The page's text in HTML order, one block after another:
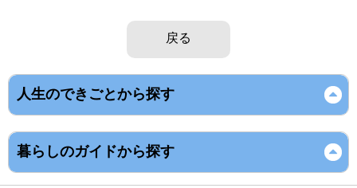
戻る
人生のできごとから探す
暮らしのガイドから探す